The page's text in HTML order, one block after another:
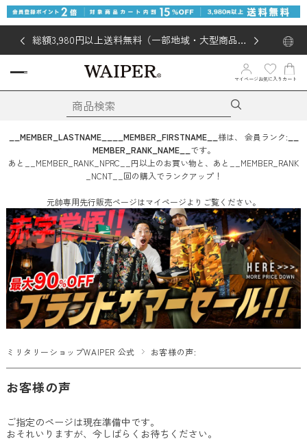
総額3,980円以上送料無料（一部地域・大型商品対
マイページ お気に入り カート
__MEMBER_LASTNAME__ __MEMBER_FIRSTNAME__ 様は、 会員ランク:
MEMBER_RANK_NAME__ です。
あと
__MEMBER_RANK_NPRC__ 円以上のお買い物と、あと
__MEMBER_RANK
_NCNT__ 回の購入でランクアップ！
元帥専用先行販売ページはマイページよりご覧ください。
ミリタリーショップWAIPER 公式 お客様の声:
お客様の声
ご指定のページは現在準備中です。
おそれいりますが、今しばらくお待ちください。